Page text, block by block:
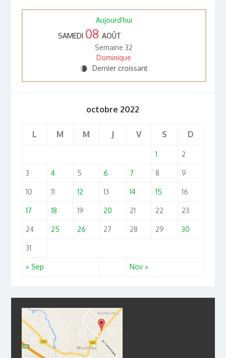
Aujourd'hui
SAMEDI 08 AOÛT
Semaine 32
Dominique
W Dernier croissant
octobre 2022
L M M J V S D
« Sep Nov »
1 2
3 4 5 6 7 8 9
10 11 12 13 14 15 16
17 18 19 20 21 22 23
24 25 26 27 28 29 30
31